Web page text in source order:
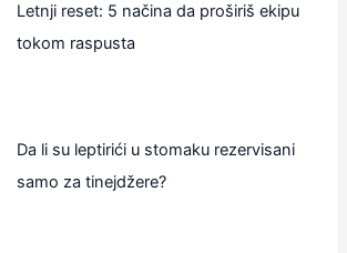
Letnji reset: 5 načina da proširiš ekipu
tokom raspusta
Da li su leptirići u stomaku rezervisani
samo za tinejdžere?